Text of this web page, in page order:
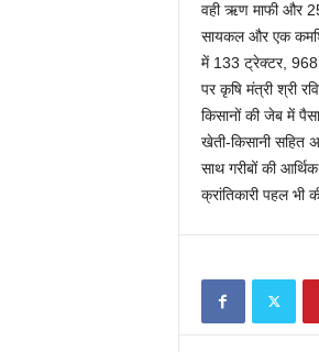
वही ऋण माफी और
सायकल और एक
में 133 ट्रेक्टर, 968
पर कृषि मंत्री श्री
किसानों की जेब में
खेती-किसानी सहित
साथ गरीबों की
क्रांतिकारी पहल भी